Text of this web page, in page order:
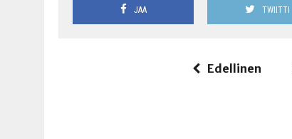
JAA TWIITTI
Edellinen